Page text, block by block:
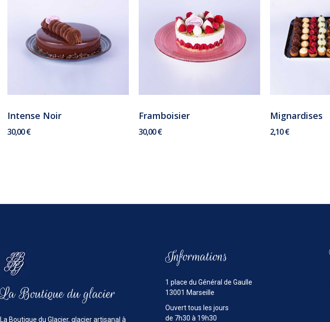
Intense Noir
30,00 €
Framboisier
30,00 €
Mignardises
2,10 €
La Boutique du glacier
La Boutique du Glacier, glacier artisanal à
Informations
1 place du Général de Gaulle
13001 Marseille
Ouvert tous les jours
de 7h30 à 19h30